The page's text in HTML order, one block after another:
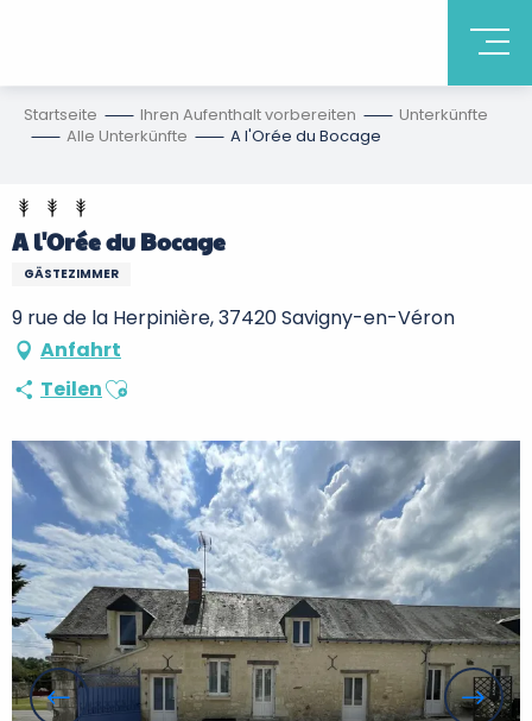
Startseite Ihren Aufenthalt vorbereiten
Unterkünfte
Alle Unterkünfte
A l'Orée du Bocage
A l'Orée du Bocage
GÄSTEZIMMER
9 rue de la Herpinière, 37420 Savigny-en-Véron
Anfahrt
TeilenAjouter aux favoris